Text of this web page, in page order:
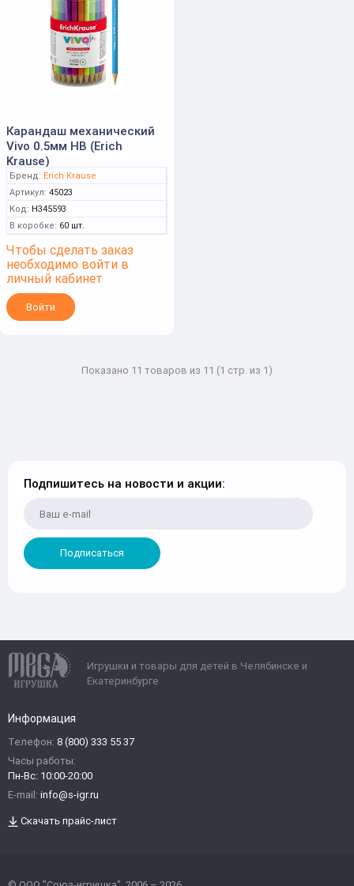
Карандаш механический
Vivo 0.5мм НВ (Erich
Krause)
Бренд: Erich Krause
Артикул: 45023
Код: Н345593
В коробке: 60 шт.
Чтобы сделать заказ
необходимо войти в
личный кабинет
Войти
Показано 11 товаров из 11 (1 стр. из 1)
Подпишитесь на новости и акции:
Подписаться
Игрушки и товары для детей в Челябинске и
Екатеринбурге
Информация
Телефон: 8 (800) 333 55 37
Часы работы:
Пн-Вс: 10:00-20:00
E-mail: info@s-igr.ru
Скачать прайс-лист